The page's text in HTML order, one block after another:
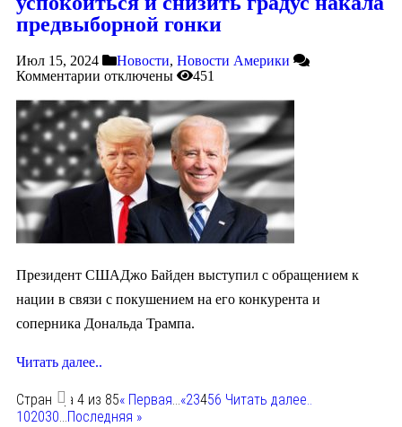
предвыборной гонки
Июл 15, 2024 Новости, Новости Америки
Комментарии отключены 451
Президент СШАДжо Байден выступил с обращением к
нации в связи с покушением на его конкурента и
соперника Дональда Трампа.
Читать далее..
Страница 4 из 85« Первая...«23456 Читать далее..
102030...Последняя »